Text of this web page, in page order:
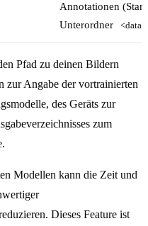
Annotationen
Unterordner
Pfad zu deinen Bildern
zur Angabe der vortrainierten
des Geräts zur
zum
Modellen kann die Zeit und
Dieses Feature ist